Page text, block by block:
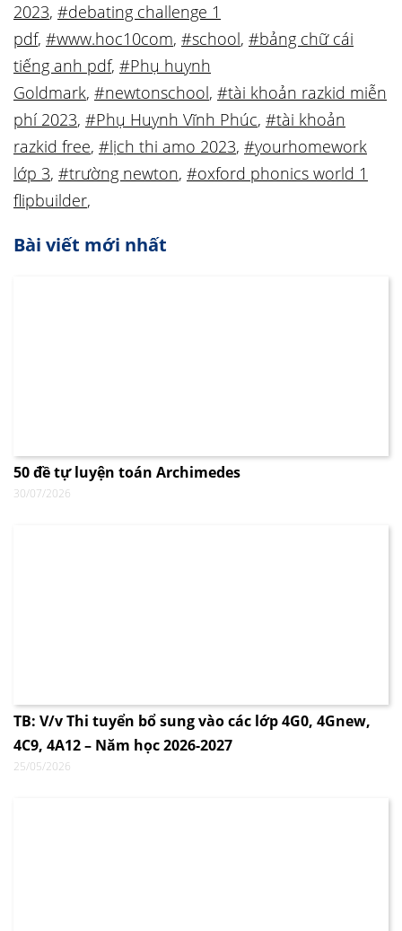
2023, #debating challenge 1
pdf, #www.hoc10com, #school, #bảng chữ cái
tiếng anh pdf, #Phụ huynh
Goldmark, #newtonschool, #tài khoản razkid miễn
phí 2023, #Phụ Huynh Vĩnh Phúc, #tài khoản
razkid free, #lịch thi amo 2023, #yourhomework
lớp 3, #trường newton, #oxford phonics world 1
flipbuilder,
Bài viết mới nhất
50 đề tự luyện toán Archimedes
30/07/2026
TB: V/v Thi tuyển bổ sung vào các lớp 4G0, 4Gnew,
4C9, 4A12 – Năm học 2026-2027
25/05/2026